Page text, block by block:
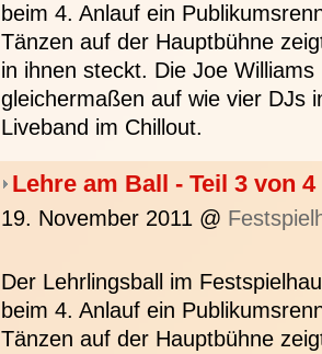
beim 4. Anlauf ein
Tänzen auf der Hauptbühne
in ihnen steckt. Die Joe Williams
gleichermaßen auf wie vier DJs
Liveband im Chillout.
Lehre am Ball - Teil 3 von 4
19. November 2011 @
Der Lehrlingsball im
beim 4. Anlauf ein
Tänzen auf der Hauptbühne